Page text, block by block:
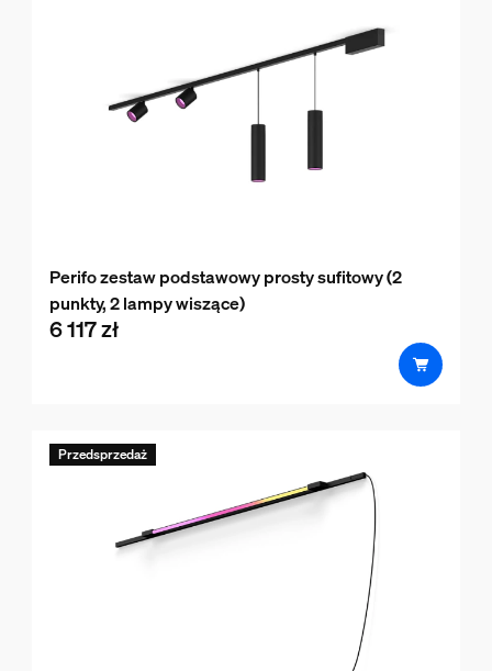
Perifo zestaw podstawowy prosty sufitowy (2
punkty, 2 lampy wiszące)
product.with.6 117 zł
6 117 zł
Przedsprzedaż